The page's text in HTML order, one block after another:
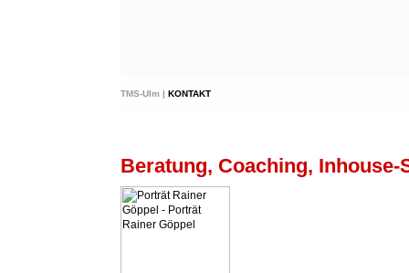
TMS-Ulm | KONTAKT
Beratung, Coaching, Inhouse-